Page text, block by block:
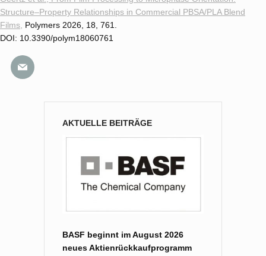
Structure–Property Relationships in Commercial PBSA/PLA Blend
Films, Polymers 2026, 18, 761.
DOI: 10.3390/polym18060761
AKTUELLE BEITRÄGE
BASF beginnt im August 2026
neues Aktienrückkaufprogramm